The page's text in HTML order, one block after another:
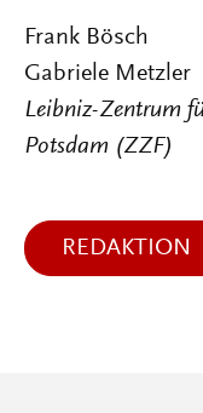
Frank Bösch
Gabriele Metzler
Leibniz-Zentrum
Potsdam (ZZF)
REDAKTION